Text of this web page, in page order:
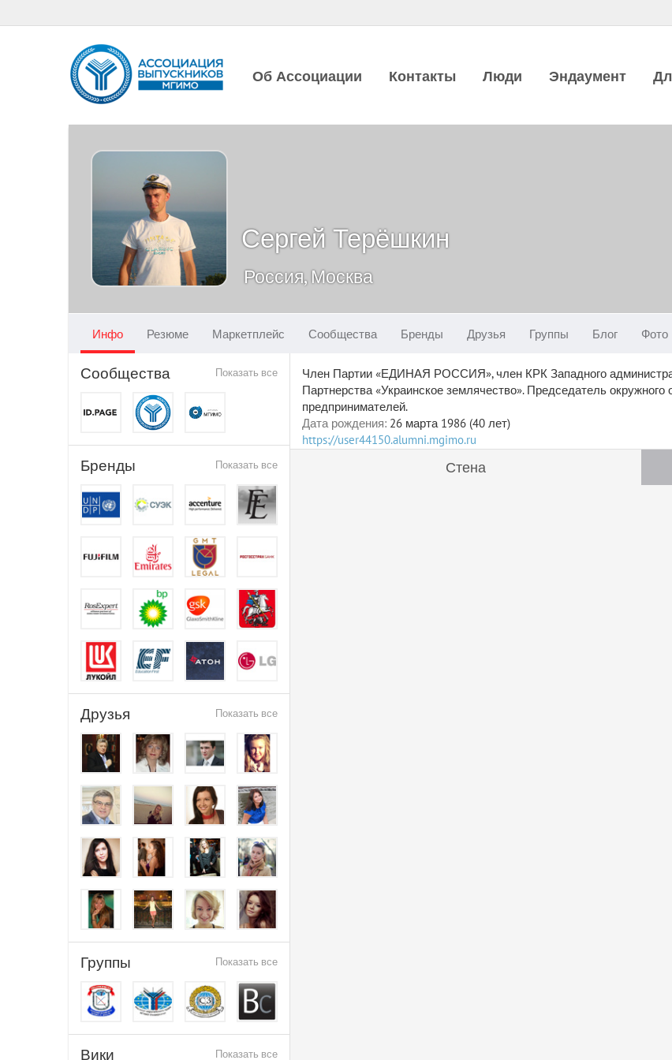
Об Ассоциации Контакты Люди Эндаумент
Сергей Терёшкин
Россия, Москва
Инфо Резюме Маркетплейс Сообщества Бренды Друзья Группы Блог Фото
Показать все
Сообщества
Показать все
Бренды
Показать все
Друзья
Показать все
Группы
Показать все
Вики
Член Партии «ЕДИНАЯ РОССИЯ», член КРК Западного
Партнерства «Украинское землячество». Председатель
предпринимателей.
Дата рождения: 26 марта 1986 (40 лет)
https://user44150.alumni.mgimo.ru
Стена